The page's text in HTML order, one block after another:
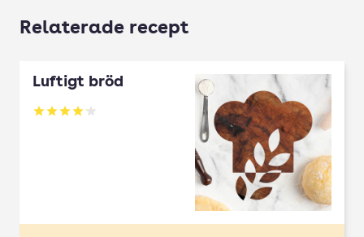
Relaterade recept
Luftigt bröd
Betyg: 4.09 av 5